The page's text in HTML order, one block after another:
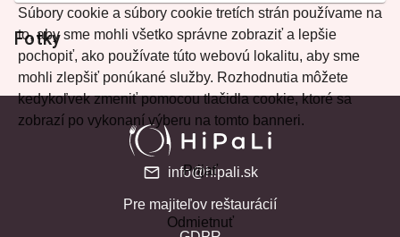
Fotky
Súbory cookie a súbory cookie tretích strán používame na
to, aby sme mohli všetko správne zobraziť a lepšie
pochopiť, ako používate túto webovú lokalitu, aby sme
mohli zlepšiť ponúkané služby. Rozhodnutia môžete
kedykoľvek zmeniť pomocou tlačidla cookie, ktoré sa
zobrazí po vykonaní výberu na tomto banneri.
Prijať
Odmietnuť
info@hipali.sk
Pre majiteľov reštaurácií